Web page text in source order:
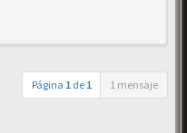
Página 1 de 1 1 mensaje